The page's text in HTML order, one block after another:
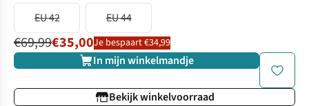
EU 42 EU 44
€69,99€35,00Je bespaart €34,99
In mijn winkelmandje
Bekijk winkelvoorraad